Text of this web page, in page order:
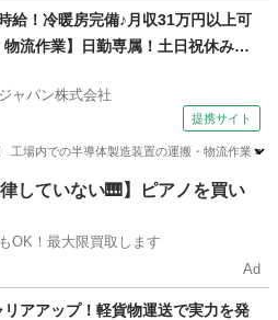
ドライバー ネットスーパー
給！冷暖房完備♪月収31万円以上可
流作業】日勤専属！土日祝休み！
！無料送迎バスあり！
ャパン株式会社
提携サイト
場内での半導体製造装置の運搬・物流作業 ■
律していない🎹】ピアノを買い
OK！最大限買取します
Ad
リアアップ！軽貨物運送で実⼒を発